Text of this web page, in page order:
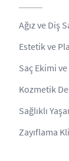
Ağız ve Diş
Estetik ve
Saç Ekimi ve
Kozmetik
Sağlıklı
Zayıflama